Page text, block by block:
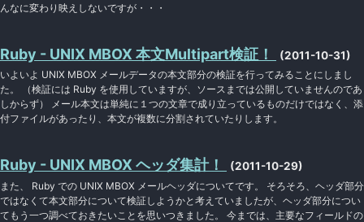
んなに変わり映えしないですが・・・
Ruby - UNIX MBOX 本文Multipart検証！ (2011-10-31)
いよいよ UNIX MBOX メールデータの本文部分の検証を行ってみることにしまし
た。 （検証には Ruby を使用していますが、ソースまでは公開していませんのであ
しからず） メール本文は単純に１つの文章で成り立っているものだけではなく、添
付ファイルがあったり、本文が複数に分割されていたりします。
Ruby - UNIX MBOX ヘッダ集計！ (2011-10-29)
また、 Ruby での UNIX MBOX メールヘッダについてです。 そろそろ、ヘッダ部分
ではなくて本文部分について検証しようかと考えていましたが、ヘッダ部分につい
てもう一つ調べておきたいことを思いつきました。 今までは、主要なフィールドの